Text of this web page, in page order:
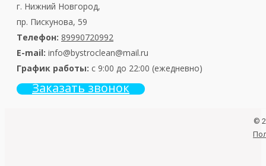
г. Нижний Новгород,
пр. Пискунова, 59
Телефон: 89990720992
E-mail: info@bystroclean@mail.ru
График работы: с 9:00 до 22:00 (ежедневно)
Заказать звонок
©